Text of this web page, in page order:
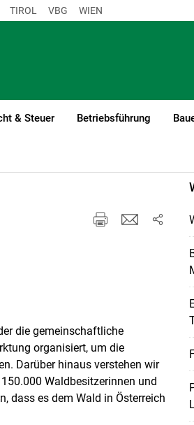
TIROL VBG WIEN
& Steuer Betriebsführung
die gemeinschaftliche
organisiert, um die
Darüber hinaus verstehen wir
Waldbesitzerinnen und
dass es dem Wald in Österreich